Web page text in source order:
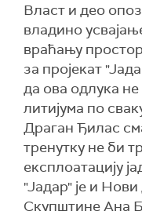
Власт и део
владино
враћању
за пројекат
да ова одлука
литијума по
Драган Ђилас
тренутку не би
експлоатацију
"Јадар" је и
Скупштине Ана